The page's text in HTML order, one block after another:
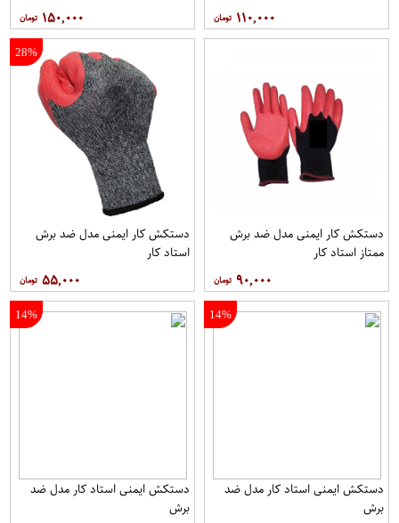
۱۱۰,۰۰۰ ۱۵۰,۰۰۰
دستکش کار ایمنی مدل ضد برش
ممتاز استاد کار
۹۰,۰۰۰
28%
دستکش کار ایمنی مدل ضد برش
استاد کار
۵۵,۰۰۰
14%
دستکش ایمنی استاد کار مدل ضد
برش
14%
دستکش ایمنی استاد کار مدل ضد
برش